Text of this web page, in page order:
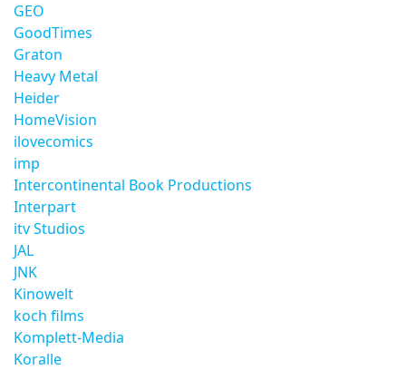
GEO
GoodTimes
Graton
Heavy Metal
Heider
HomeVision
ilovecomics
imp
Intercontinental Book Productions
Interpart
itv Studios
JAL
JNK
Kinowelt
koch films
Komplett-Media
Koralle